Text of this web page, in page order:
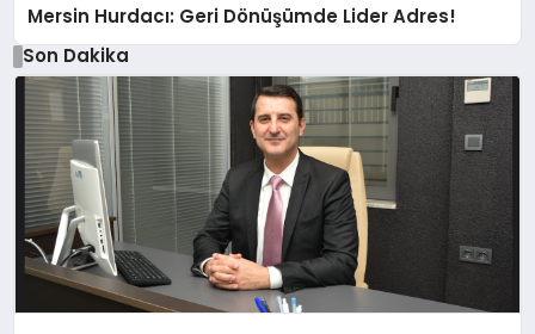
Mersin Hurdacı: Geri Dönüşümde Lider Adres!
Son Dakika